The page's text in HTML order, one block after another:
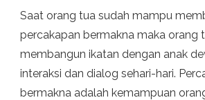
Saat orang tua sudah mampu
percakapan bermakna maka orang
membangun ikatan dengan anak
interaksi dan dialog sehari-hari.
bermakna adalah kemampuan